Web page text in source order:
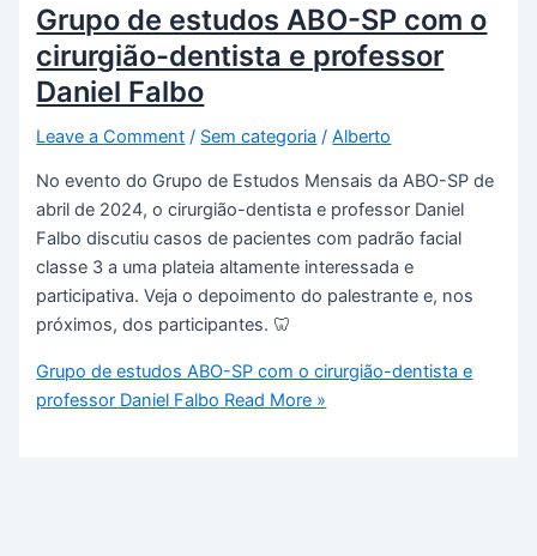
Grupo de estudos ABO-SP com o
cirurgião-dentista e professor
Daniel Falbo
Leave a Comment / Sem categoria /Alberto
No evento do Grupo de Estudos Mensais da ABO-SP de
abril de 2024, o cirurgião-dentista e professor Daniel
Falbo discutiu casos de pacientes com padrão facial
classe 3 a uma plateia altamente interessada e
participativa. Veja o depoimento do palestrante e, nos
próximos, dos participantes. 🦷
Grupo de estudos ABO-SP com o cirurgião-dentista e
professor Daniel Falbo Read More »